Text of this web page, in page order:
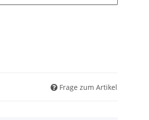
Frage zum Artikel